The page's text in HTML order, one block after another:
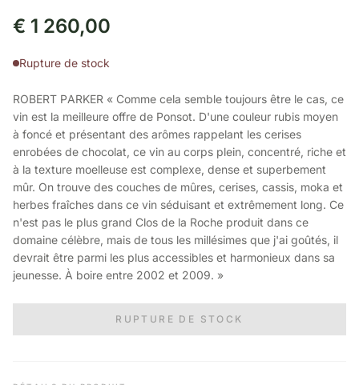
€ 1 260,00
Rupture de stock
ROBERT PARKER « Comme cela semble toujours être le cas, ce
vin est la meilleure offre de Ponsot. D'une couleur rubis moyen
à foncé et présentant des arômes rappelant les cerises
enrobées de chocolat, ce vin au corps plein, concentré, riche et
à la texture moelleuse est complexe, dense et superbement
mûr. On trouve des couches de mûres, cerises, cassis, moka et
herbes fraîches dans ce vin séduisant et extrêmement long. Ce
n'est pas le plus grand Clos de la Roche produit dans ce
domaine célèbre, mais de tous les millésimes que j'ai goûtés, il
devrait être parmi les plus accessibles et harmonieux dans sa
jeunesse. À boire entre 2002 et 2009. »
RUPTURE DE STOCK